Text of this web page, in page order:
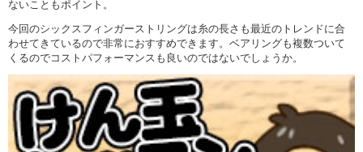
ないこともポイント。
今回のシックスフィンガーストリングは糸の長さも最近のトレンドに合
わせてきているので非常におすすめできます。ベアリングも複数ついて
くるのでコストパフォーマンスも良いのではないでしょうか。